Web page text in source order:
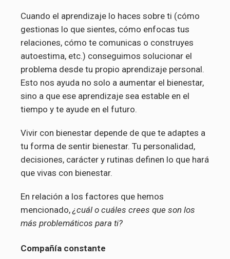
Cuando el aprendizaje lo haces sobre ti (cómo
gestionas lo que sientes, cómo enfocas tus
relaciones, cómo te comunicas o construyes
autoestima, etc.) conseguimos solucionar el
problema desde tu propio aprendizaje personal.
Esto nos ayuda no solo a aumentar el bienestar,
sino a que ese aprendizaje sea estable en el
tiempo y te ayude en el futuro.
Vivir con bienestar depende de que te adaptes a
tu forma de sentir bienestar. Tu personalidad,
decisiones, carácter y rutinas definen lo que hará
que vivas con bienestar.
En relación a los factores que hemos
mencionado,¿cuál o cuáles crees que son los
más problemáticos para ti?
Compañía constante